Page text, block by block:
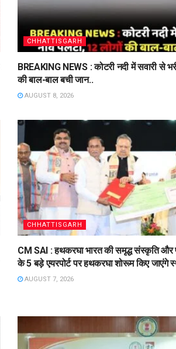
CHHATTISGARH
BREAKING NEWS : कोटरी नदी में सवारी से
की बाल-बाल बची जान..
AUGUST 8, 2026
CHHATTISGARH
CM SAI : हथकरघा भारत की समृद्ध संस्कृति और
के 5 बड़े एयरपोर्ट पर हथकरघा शोरूम किए जाएंगे
AUGUST 7, 2026